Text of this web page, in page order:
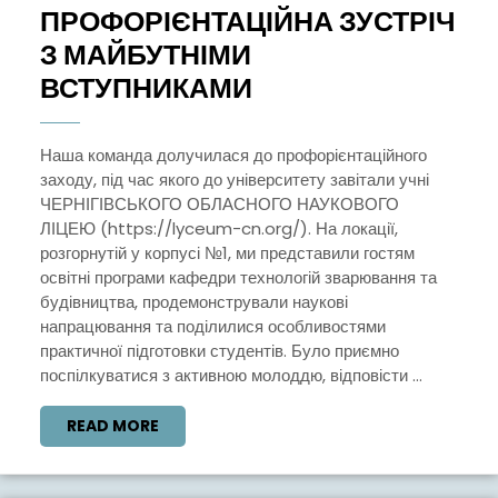
ПРОФОРІЄНТАЦІЙНА ЗУСТРІЧ
З МАЙБУТНІМИ
ВСТУПНИКАМИ
З
МАЙБУТНІМИ
ВСТУПНИКАМИ
Наша команда долучилася до профорієнтаційного
заходу, під час якого до університету завітали учні
ЧЕРНІГІВСЬКОГО ОБЛАСНОГО НАУКОВОГО
ЛІЦЕЮ (https://lyceum-cn.org/). На локації,
розгорнутій у корпусі №1, ми представили гостям
освітні програми кафедри технологій зварювання та
будівництва, продемонстрували наукові
напрацювання та поділилися особливостями
практичної підготовки студентів. Було приємно
поспілкуватися з активною молоддю, відповісти ...
READ MORE
MORE